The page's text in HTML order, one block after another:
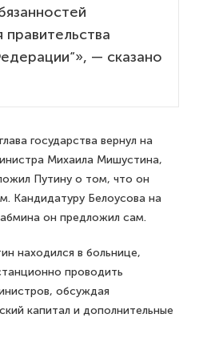
— сказано
государства вернул на
Михаила Мишустина,
Путину о том, что он
Кандидатуру Белоусова на
он предложил сам.
находился в больнице,
проводить
обсуждая
капитал и дополнительные